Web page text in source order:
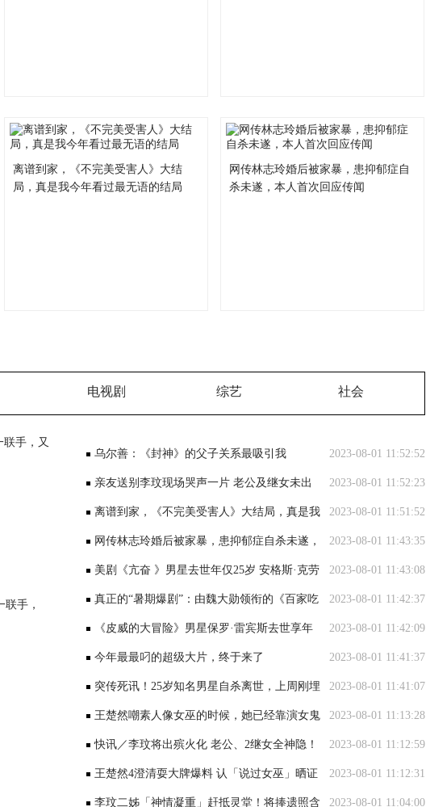
离谱到家，《不完美受害人》大结
局，真是我今年看过最无语的结局
网传林志玲婚后被家暴，患抑郁症自
杀未遂，本人首次回应传闻
电视剧 综艺 社会
手，
2023-08-01 11:52:52
乌尔善：《封神》的父子关系最吸引我
2023-08-01 11:52:23
亲友送别李玟现场哭声一片 老公及继女未出
现 2023-08-01 11:51:52
离谱到家，《不完美受害人》大结局，真是我
今年看过最无语的结局 2023-08-01 11:43:35
网传林志玲婚后被家暴，患抑郁症自杀未遂，
本人首次回应传闻 2023-08-01 11:43:08
美剧《亢奋 》男星去世年仅25岁 安格斯·克劳
德疑似死于服药过量 2023-08-01 11:42:37
真正的“暑期爆剧”：由魏大勋领衔的《百家吃
饭》 2023-08-01 11:42:09
《皮威的大冒险》男星保罗·雷宾斯去世享年
70岁 2023-08-01 11:41:37
今年最最叼的超级大片，终于来了
2023-08-01 11:41:07
突传死讯！25岁知名男星自杀离世，上周刚埋
葬父亲，生前露面曝光 2023-08-01 11:13:28
王楚然嘲素人像女巫的时候，她已经靠演女鬼
飞升了 2023-08-01 11:12:59
快讯／李玟将出殡火化 老公、2继女全神隐！
2023-08-01 11:12:31
王楚然4澄清耍大牌爆料 认「说过女巫」晒证
据：话题未涉及素人 2023-08-01 11:04:00
李玟二姊「神情凝重」赶抵灵堂！将捧遗照含